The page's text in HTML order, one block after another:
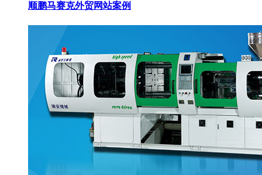
顺鹏马赛克外贸网站案例